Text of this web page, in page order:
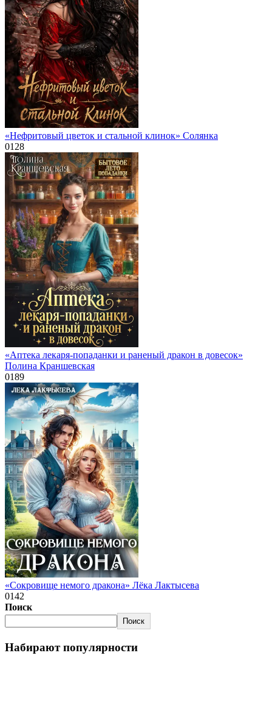
«Нефритовый цветок и стальной клинок» Солянка
0128
«Аптека лекаря-попаданки и раненый дракон в довесок»
Полина Краншевская
0189
«Сокровище немого дракона» Лёка Лактысева
0142
Поиск
Поиск
Набирают популярности